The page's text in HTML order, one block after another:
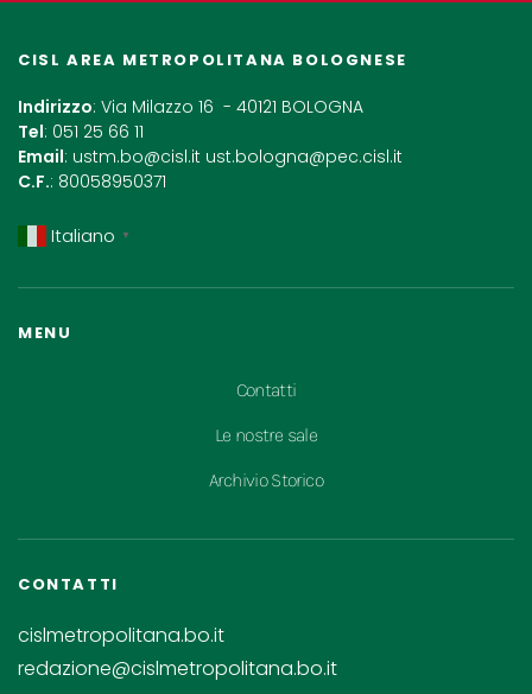
CISL AREA METROPOLITANA BOLOGNESE
Indirizzo: Via Milazzo 16 - 40121 BOLOGNA
Tel: 051 25 66 11
Email: ustm.bo@cisl.it ust.bologna@pec.cisl.it
C.F.: 80058950371
Italiano ▼
MENU
Contatti
Le nostre sale
Archivio Storico
CONTATTI
cislmetropolitana.bo.it
redazione@cislmetropolitana.bo.it